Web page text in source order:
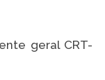
geral CRT-